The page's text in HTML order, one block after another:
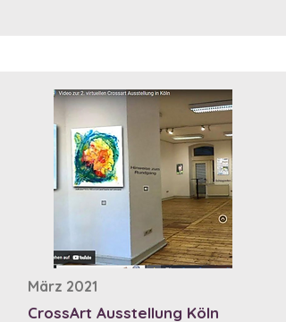
März 2021
CrossArt Ausstellung Köln